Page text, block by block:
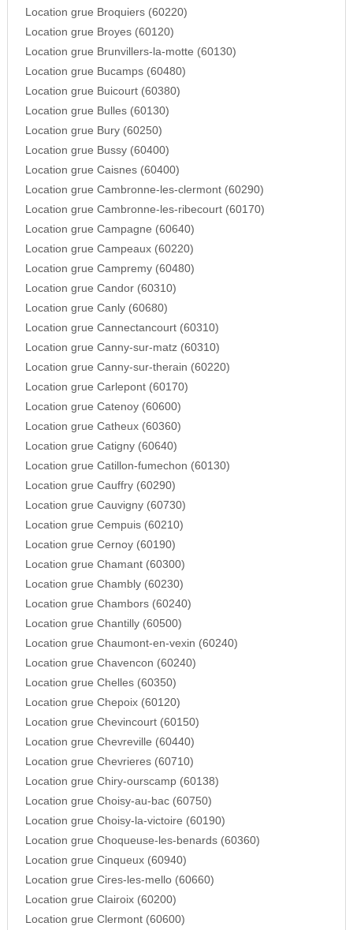
Location grue Broquiers (60220)
Location grue Broyes (60120)
Location grue Brunvillers-la-motte (60130)
Location grue Bucamps (60480)
Location grue Buicourt (60380)
Location grue Bulles (60130)
Location grue Bury (60250)
Location grue Bussy (60400)
Location grue Caisnes (60400)
Location grue Cambronne-les-clermont (60290)
Location grue Cambronne-les-ribecourt (60170)
Location grue Campagne (60640)
Location grue Campeaux (60220)
Location grue Campremy (60480)
Location grue Candor (60310)
Location grue Canly (60680)
Location grue Cannectancourt (60310)
Location grue Canny-sur-matz (60310)
Location grue Canny-sur-therain (60220)
Location grue Carlepont (60170)
Location grue Catenoy (60600)
Location grue Catheux (60360)
Location grue Catigny (60640)
Location grue Catillon-fumechon (60130)
Location grue Cauffry (60290)
Location grue Cauvigny (60730)
Location grue Cempuis (60210)
Location grue Cernoy (60190)
Location grue Chamant (60300)
Location grue Chambly (60230)
Location grue Chambors (60240)
Location grue Chantilly (60500)
Location grue Chaumont-en-vexin (60240)
Location grue Chavencon (60240)
Location grue Chelles (60350)
Location grue Chepoix (60120)
Location grue Chevincourt (60150)
Location grue Chevreville (60440)
Location grue Chevrieres (60710)
Location grue Chiry-ourscamp (60138)
Location grue Choisy-au-bac (60750)
Location grue Choisy-la-victoire (60190)
Location grue Choqueuse-les-benards (60360)
Location grue Cinqueux (60940)
Location grue Cires-les-mello (60660)
Location grue Clairoix (60200)
Location grue Clermont (60600)